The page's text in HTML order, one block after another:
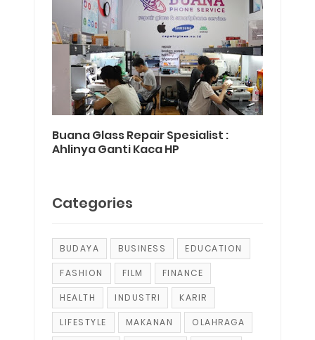
Buana Glass Repair Spesialist :
Ahlinya Ganti Kaca HP
Categories
BUDAYA BUSINESS EDUCATION
FASHION FILM FINANCE
HEALTH INDUSTRI KARIR
LIFESTYLE MAKANAN OLAHRAGA